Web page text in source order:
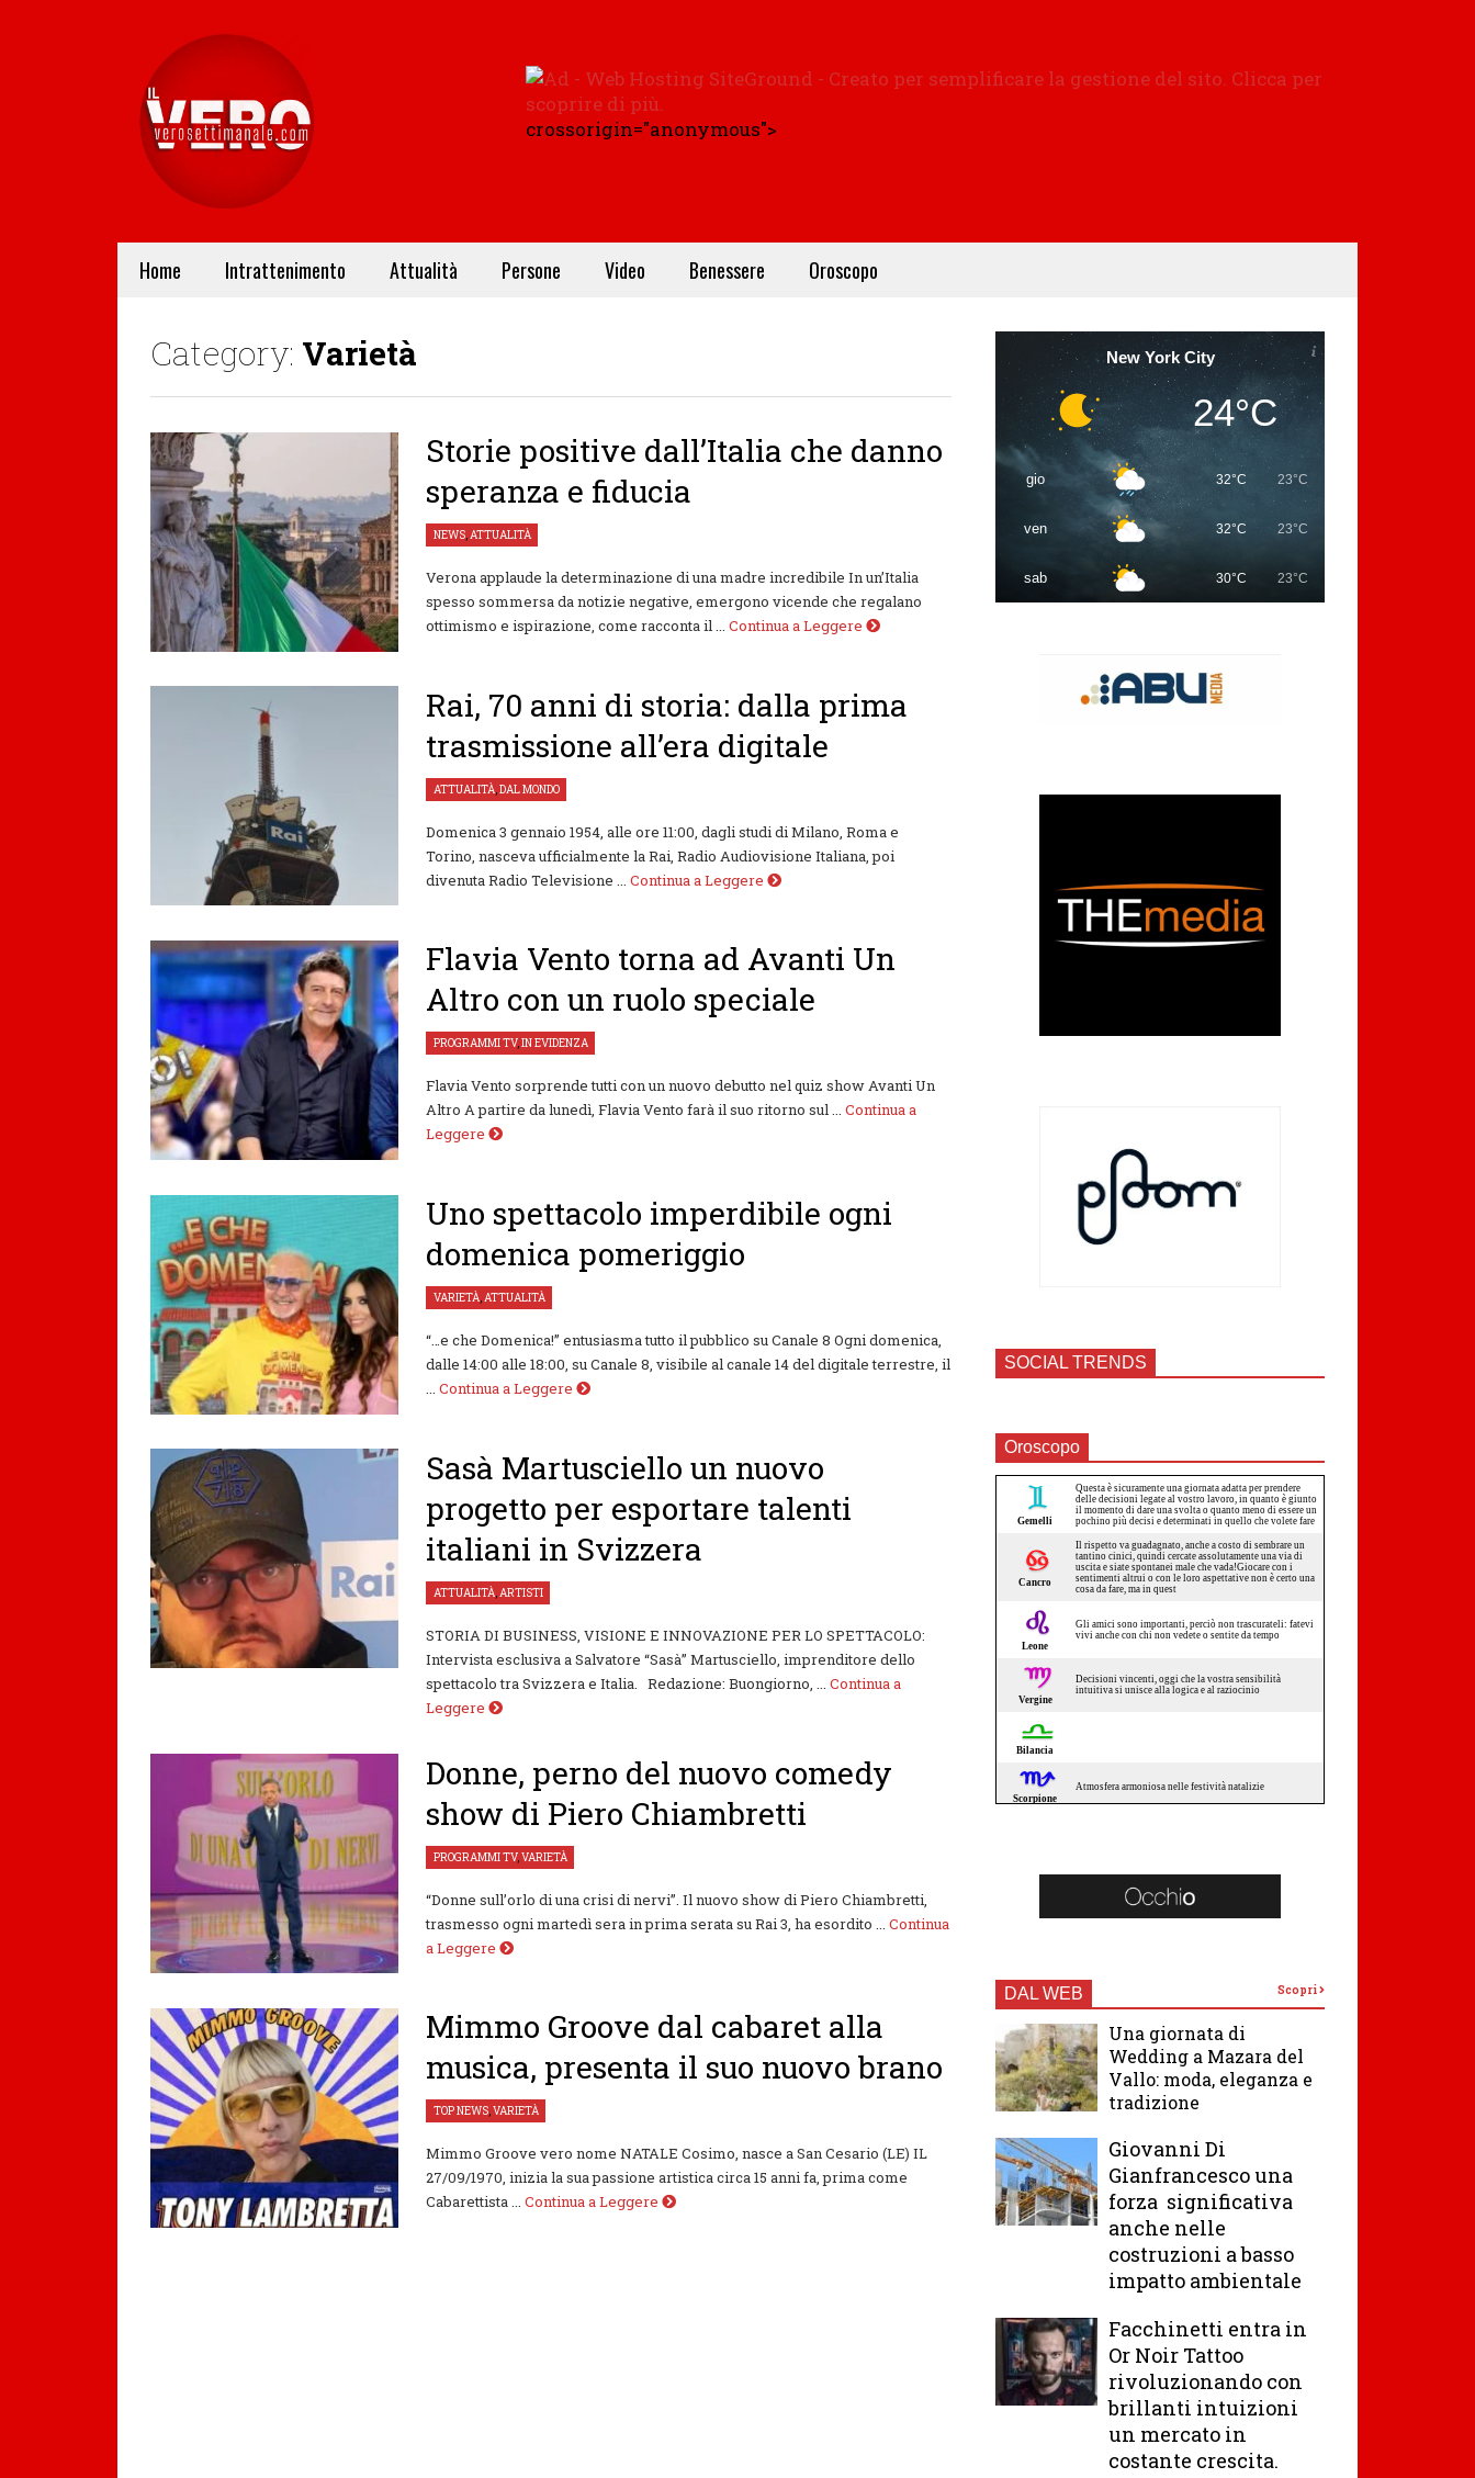
crossorigin="anonymous">
Home Intrattenimento Attualità Persone Video Benessere Oroscopo
Category: Varietà
Storie positive dall’Italia che danno
speranza e fiducia
NEWS,ATTUALITÀ
Verona applaude la determinazione di una madre incredibile In un’Italia
spesso sommersa da notizie negative, emergono vicende che regalano
ottimismo e ispirazione, come racconta il ... Continua a Leggere
Rai, 70 anni di storia: dalla prima
trasmissione all’era digitale
ATTUALITÀ,DAL MONDO
Domenica 3 gennaio 1954, alle ore 11:00, dagli studi di Milano, Roma e
Torino, nasceva ufficialmente la Rai, Radio Audiovisione Italiana, poi
divenuta Radio Televisione ...
Continua a Leggere
Flavia Vento torna ad Avanti Un
Altro con un ruolo speciale
PROGRAMMI TV,IN EVIDENZA
Flavia Vento sorprende tutti con un nuovo debutto nel quiz show Avanti Un
Altro A partire da lunedì, Flavia Vento farà il suo ritorno sul ... Continua a
Leggere
Uno spettacolo imperdibile ogni
domenica pomeriggio
VARIETÀ,ATTUALITÀ
“…e che Domenica!” entusiasma tutto il pubblico su Canale 8 Ogni domenica,
dalle 14:00 alle 18:00, su Canale 8, visibile al canale 14 del digitale terrestre, il
... Continua a Leggere
Sasà Martusciello un nuovo
progetto per esportare talenti
italiani in Svizzera
ATTUALITÀ,ARTISTI
STORIA DI BUSINESS, VISIONE E INNOVAZIONE PER LO SPETTACOLO:
Intervista esclusiva a Salvatore “Sasà” Martusciello, imprenditore dello
spettacolo tra Svizzera e Italia. Redazione: Buongiorno, ... Continua a
Leggere
Donne, perno del nuovo comedy
show di Piero Chiambretti
PROGRAMMI TV,VARIETÀ
“Donne sull’orlo di una crisi di nervi”. Il nuovo show di Piero Chiambretti,
trasmesso ogni martedì sera in prima serata su Rai 3, ha esordito ...
Continua
a Leggere
Mimmo Groove dal cabaret alla
musica, presenta il suo nuovo brano
TOP NEWS,VARIETÀ
Mimmo Groove vero nome NATALE Cosimo, nasce a San Cesario (LE) IL
27/09/1970, inizia la sua passione artistica circa 15 anni fa, prima come
Cabarettista ... Continua a Leggere
New York City
24°C
gio 32°C 23°C
ven 32°C 23°C
sab 30°C 23°C
SOCIAL TRENDS
Oroscopo
DAL WEB Scopri
Una giornata di
Wedding a Mazara del
Vallo: moda, eleganza e
tradizione
Giovanni Di
Gianfrancesco una
forza significativa
anche nelle
costruzioni a basso
impatto ambientale
Facchinetti entra in
Or Noir Tattoo
rivoluzionando con
brillanti intuizioni
un mercato in
costante crescita.